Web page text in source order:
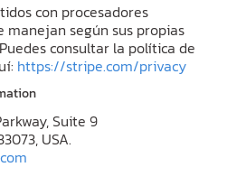
con procesadores
manejan según sus propias
consultar la política de
https://stripe.com/privacy
Suite 9
USA.